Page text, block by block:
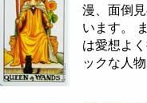
漫、面倒
います。
は愛想よ
ックな人